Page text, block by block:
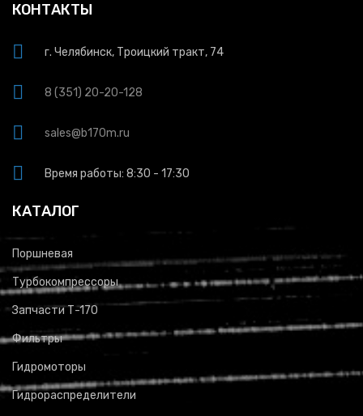
КОНТАКТЫ
г. Челябинск, Троицкий тракт, 74
8 (351) 20-20-128
sales@b170m.ru
Время работы: 8:30 - 17:30
КАТАЛОГ
Поршневая
Турбокомпрессоры
Запчасти Т-170
Фильтры
Гидромоторы
Гидрораспределители